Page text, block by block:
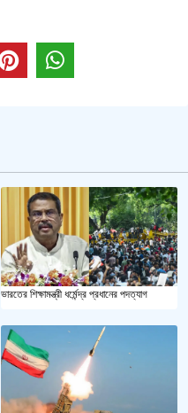
ভারতের শিক্ষামন্ত্রী ধর্মেন্দ্র প্রধানের পদত্যাগ